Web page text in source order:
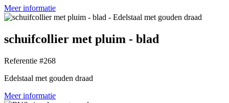
Meer informatie
schuifcollier met pluim - blad
Referentie #268
Edelstaal met gouden draad
Meer informatie